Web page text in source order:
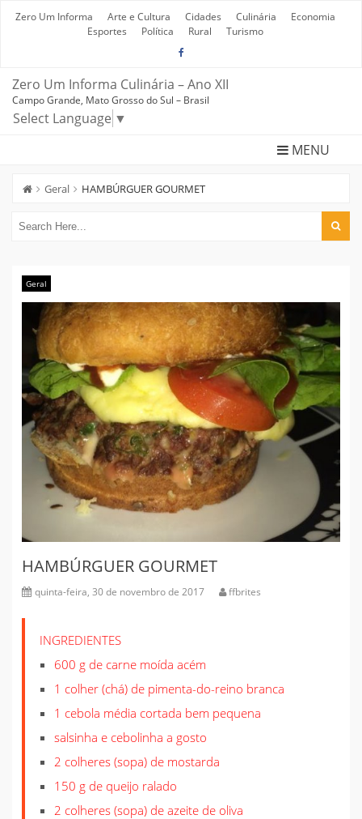
Zero Um Informa Arte e Cultura Cidades Culinária
Economia
Esportes
Política Rural Turismo
Zero Um Informa Culinária – Ano XII
Campo Grande, Mato Grosso do Sul – Brasil
Select Language ▼
MENU
Geral HAMBÚRGUER GOURMET
Geral
HAMBÚRGUER GOURMET
quinta-feira, 30 de novembro de 2017 ffbrites
INGREDIENTES
600 g de carne moída acém
1 colher (chá) de pimenta-do-reino branca
1 cebola média cortada bem pequena
salsinha e cebolinha a gosto
2 colheres (sopa) de mostarda
150 g de queijo ralado
2 colheres (sopa) de azeite de oliva